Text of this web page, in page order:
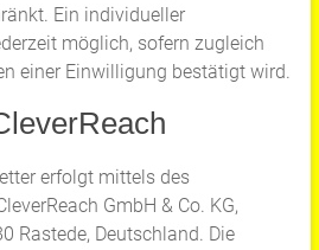
Ein individueller
möglich, sofern zugleich
einer Einwilligung bestätigt wird.
erfolgt mittels des
GmbH & Co. KG,
Rastede, Deutschland. Die